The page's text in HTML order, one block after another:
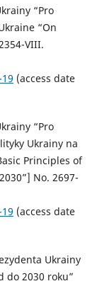
“Pro
“On
VIII.
(access date
“Pro
Ukrainy na
Principles of
No. 2697-
(access date
Ukrainy
do 2030 roku”